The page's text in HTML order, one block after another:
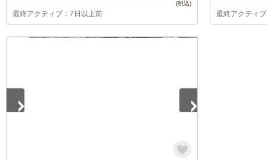
最終アクティブ：7日以上前 最終アクティ